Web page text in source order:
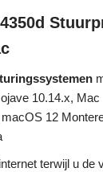
10.14.x,
12
terwijl u de